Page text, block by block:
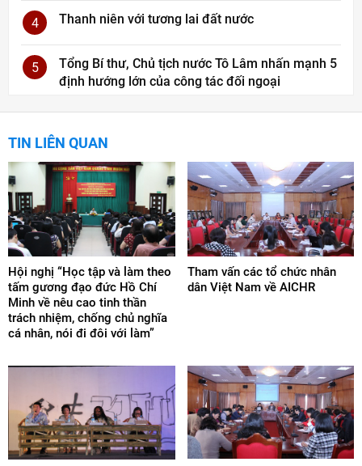
4 Thanh niên với tương lai đất nước
5
Tổng Bí thư, Chủ tịch nước Tô Lâm nhấn mạnh 5
định hướng lớn của công tác đối ngoại
TIN LIÊN QUAN
Hội nghị “Học tập và làm theo
tấm gương đạo đức Hồ Chí
Minh về nêu cao tinh thần
trách nhiệm, chống chủ nghĩa
cá nhân, nói đi đôi với làm”
Tham vấn các tổ chức nhân
dân Việt Nam về AICHR